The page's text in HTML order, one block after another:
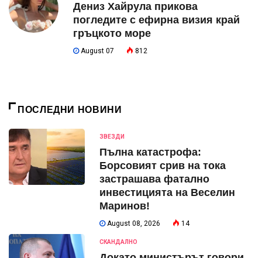
Дениз Хайрула прикова
погледите с ефирна визия край
гръцкото море
August 07 812
ПОСЛЕДНИ НОВИНИ
ЗВЕЗДИ
Пълна катастрофа:
Борсовият срив на тока
застрашава фатално
инвестицията на Веселин
Маринов!
August 08, 2026 14
СКАНДАЛНО